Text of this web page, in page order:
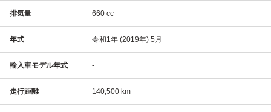
排気量 660 cc
年式 令和1年 (2019年) 5月
輸入車モデル年式 -
走行距離 140,500 km